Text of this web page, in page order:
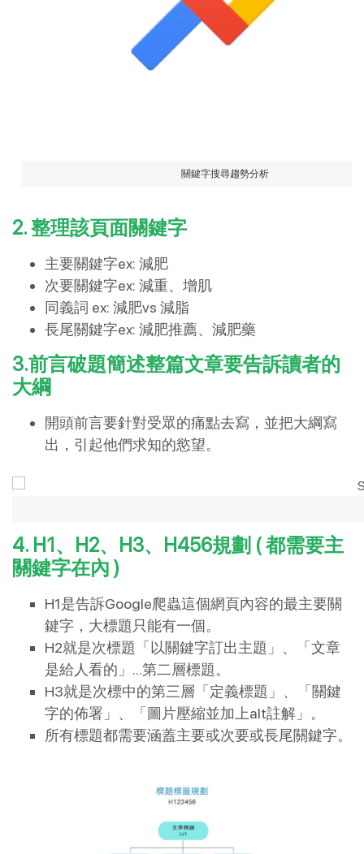
關鍵字搜尋趨勢分析
2. 整理該頁面關鍵字
主要關鍵字ex: 減肥
次要關鍵字ex: 減重、增肌
同義詞 ex: 減肥vs 減脂
長尾關鍵字ex: 減肥推薦、減肥藥
3.前言破題簡述整篇文章要告訴讀者的
大綱
開頭前言要針對受眾的痛點去寫，並把大綱寫
出，引起他們求知的慾望。
4. H1、H2、H3、H456規劃 ( 都需要主
關鍵字在內 )
H1是告訴Google爬蟲這個網頁內容的最主要關
鍵字，大標題只能有一個。
H2就是次標題「以關鍵字訂出主題」、「文章
是給人看的」…第二層標題。
H3就是次標中的第三層「定義標題」、「關鍵
字的佈署」、「圖片壓縮並加上alt註解」。
所有標題都需要涵蓋主要或次要或長尾關鍵字。